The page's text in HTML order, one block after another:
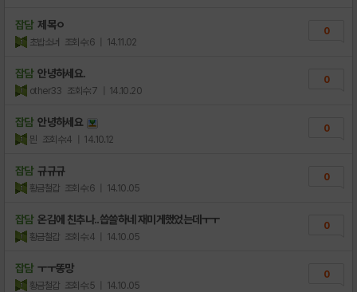
잡담 제목ㅇ
초밥소녀 조회수:6 | 14.11.02
0
잡담 안녕하세요.
other33 조회수:7 | 14.10.20
0
잡담 안녕하세요
믠 조회수:4 | 14.10.12
0
잡담 규규규
황금철갑 조회수:6 | 14.10.05
0
잡담 온김에 친추나..씁쓸하네 재미게했었는데ㅜㅜ
황금철갑 조회수:4 | 14.10.05
0
잡담 ㅜㅜ똥망
황금철갑 조회수:5 | 14.10.05
0